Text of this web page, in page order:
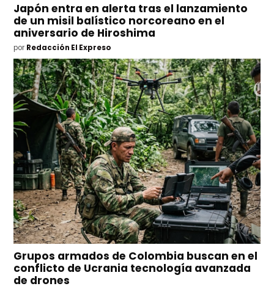
Japón entra en alerta tras el lanzamiento
de un misil balístico norcoreano en el
aniversario de Hiroshima
por Redacción El Expreso
Grupos armados de Colombia buscan en el
conflicto de Ucrania tecnología avanzada
de drones